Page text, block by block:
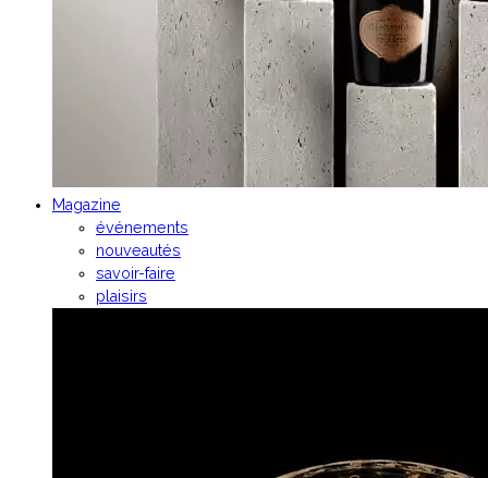
Magazine
événements
nouveautés
savoir-faire
plaisirs